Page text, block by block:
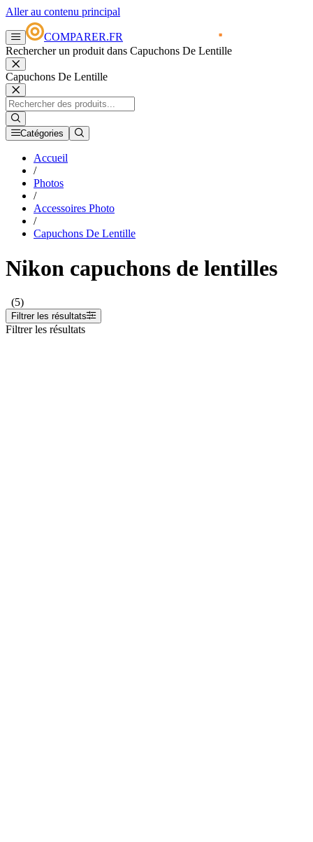
Aller au contenu principal
COMPARER.FR
Rechercher un produit dans Capuchons De Lentille
Capuchons De Lentille
Catégories
Accueil
/
Photos
/
Accessoires Photo
/
Capuchons De Lentille
Nikon capuchons de lentilles
(5)
Filtrer les résultats
Filtrer les résultats